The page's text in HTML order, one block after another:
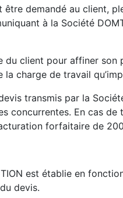
être demandé au client,
à la Société
du client pour affiner
charge de travail
transmis par la
concurrentes. En cas
forfaitaire de
est établie en
devis.